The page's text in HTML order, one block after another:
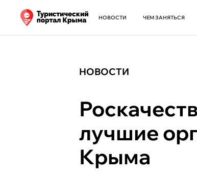
НОВОСТИ ЧЕМ ЗАНЯТЬСЯ
НОВОСТИ
лучшие
Крыма